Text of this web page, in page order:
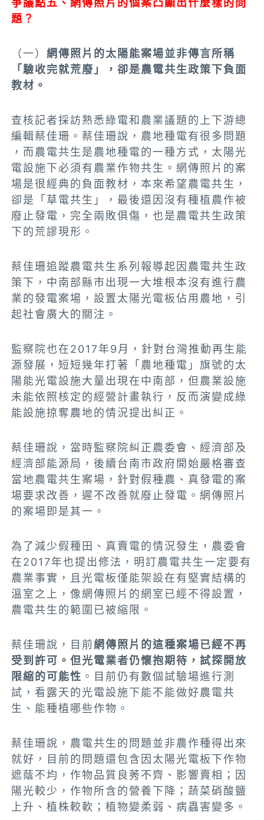
爭議點五、網傳照片的個案凸顯出什麼樣的問
題？
（一）網傳照片的太陽能案場並非傳言所稱
「驗收完就荒廢」，卻是農電共生政策下負面
教材。
查核記者採訪熟悉綠電和農業議題的上下游總
編輯蔡佳珊。蔡佳珊說，農地種電有很多問題
，而農電共生是農地種電的一種方式，太陽光
電設施下必須有農業作物共生。網傳照片的案
場是很經典的負面教材，本來希望農電共生，
卻是「草電共生」，最後還因沒有種植農作被
廢止發電，完全兩敗俱傷，也是農電共生政策
下的荒謬現形。
蔡佳珊追蹤農電共生系列報導起因農電共生政
策下，中南部縣市出現一大堆根本沒有進行農
業的發電案場，設置太陽光電板佔用農地，引
起社會廣大的關注。
監察院也在2017年9月，針對台灣推動再生能
源發展，短短幾年打著「農地種電」旗號的太
陽能光電設施大量出現在中南部，但農業設施
未能依照核定的經營計畫執行，反而演變成綠
能設施掠奪農地的情況提出糾正。
蔡佳珊說，當時監察院糾正農委會、經濟部及
經濟部能源局，後續台南市政府開始嚴格審查
當地農電共生案場，針對假種農、真發電的案
場要求改善，遲不改善就廢止發電。網傳照片
的案場即是其一。
為了減少假種田、真賣電的情況發生，農委會
在2017年也提出修法，明訂農電共生一定要有
農業事實，且光電板僅能架設在有堅實結構的
溫室之上，像網傳照片的網室已經不得設置，
農電共生的範圍已被縮限。
蔡佳珊說， 目前網傳照片的這種案場已經不再
受到許可。但光電業者仍懷抱期待，試探開放
限縮的可能性 。 目前仍有數個試驗場進行測
試，看露天的光電設施下能不能做好農電共
生、能種植哪些作物。
蔡佳珊說，農電共生的問題並非農作種得出來
就好，目前的問題還包含因太陽光電板下作物
遮蔭不均，作物品質良莠不齊、影響賣相；因
陽光較少，作物所含的營養下降；蔬菜硝酸鹽
上升、植株較軟；植物變柔弱、病蟲害變多。